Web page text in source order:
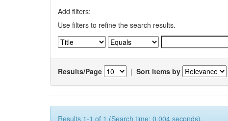
Add filters:
Use filters to refine the search results.
Results/Page | Sort items by
Results 1-1 of 1 (Search time: 0.004 seconds).